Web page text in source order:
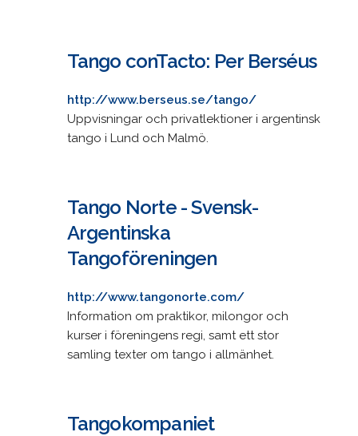
Tango conTacto: Per Berséus
http://www.berseus.se/tango/
Uppvisningar och privatlektioner i argentinsk
tango i Lund och Malmö.
Tango Norte - Svensk-
Argentinska
Tangoföreningen
http://www.tangonorte.com/
Information om praktikor, milongor och
kurser i föreningens regi, samt ett stor
samling texter om tango i allmänhet.
Tangokompaniet